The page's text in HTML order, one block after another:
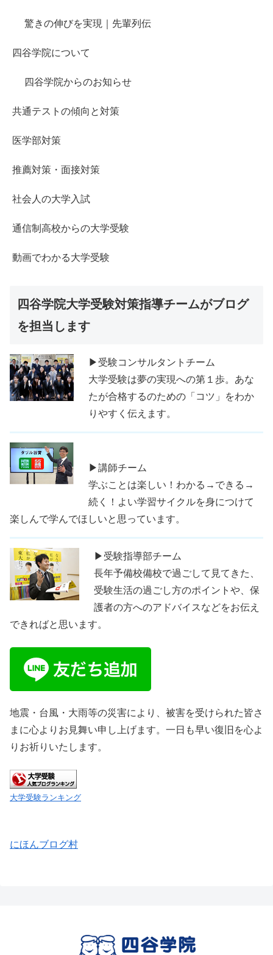
驚きの伸びを実現｜先輩列伝
四谷学院について
四谷学院からのお知らせ
共通テストの傾向と対策
医学部対策
推薦対策・面接対策
社会人の大学入試
通信制高校からの大学受験
動画でわかる大学受験
四谷学院大学受験対策指導チームがブログ
を担当します
▶受験コンサルタントチーム
大学受験は夢の実現への第１歩。あな
たが合格するのための「コツ」をわか
りやすく伝えます。
▶講師チーム
学ぶことは楽しい！わかる→できる→
続く！よい学習サイクルを身につけて
楽しんで学んでほしいと思っています。
▶受験指導部チーム
長年予備校備校で過ごして見てきた、
受験生活の過ごし方のポイントや、保
護者の方へのアドバイスなどをお伝え
できればと思います。
地震・台風・大雨等の災害により、被害を受けられた皆さ
まに心よりお見舞い申し上げます。一日も早い復旧を心よ
りお祈りいたします。
大学受験ランキング
にほんブログ村